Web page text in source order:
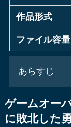
作品形式
ファイル容量
あらすじ
ゲームオー
に敗北した